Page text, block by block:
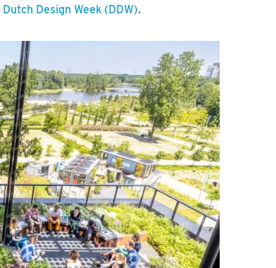
Dutch Design Week (DDW).